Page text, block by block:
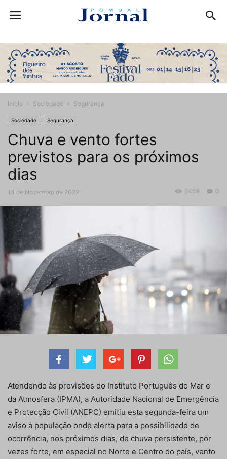
Início Sociedade Segurança
Sociedade Segurança
Chuva e vento fortes
previstos para os próximos
dias
14 de Novembro de 2022 0
2459
Atendendo às previsões do Instituto Português do Mar e
da Atmosfera (IPMA), a Autoridade Nacional de Emergência
e Protecção Civil (ANEPC) emitiu esta segunda-feira um
aviso à população onde alerta para a possibilidade de
ocorrência, nos próximos dias, de chuva persistente, por
vezes forte, em especial no Norte e Centro do país, vento